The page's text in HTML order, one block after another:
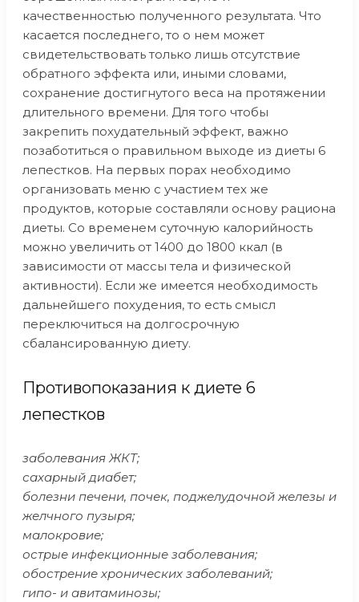
качественностью полученного результата. Что
касается последнего, то о нем может
свидетельствовать только лишь отсутствие
обратного эффекта или, иными словами,
сохранение достигнутого веса на протяжении
длительного времени. Для того чтобы
закрепить похудательный эффект, важно
позаботиться о правильном выходе из диеты 6
лепестков. На первых порах необходимо
организовать меню с участием тех же
продуктов, которые составляли основу рациона
диеты. Со временем суточную калорийность
можно увеличить от 1400 до 1800 ккал (в
зависимости от массы тела и физической
активности). Если же имеется необходимость
дальнейшего похудения, то есть смысл
переключиться на долгосрочную
сбалансированную диету.
Противопоказания к диете 6
лепестков
заболевания ЖКТ;
сахарный диабет;
болезни печени, почек, поджелудочной железы и
желчного пузыря;
малокровие;
острые инфекционные заболевания;
обострение хронических заболеваний;
гипо- и авитаминозы;